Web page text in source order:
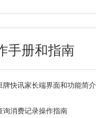
手册和指南
牌快讯家长端界面和功能简介
询消费记录操作指南